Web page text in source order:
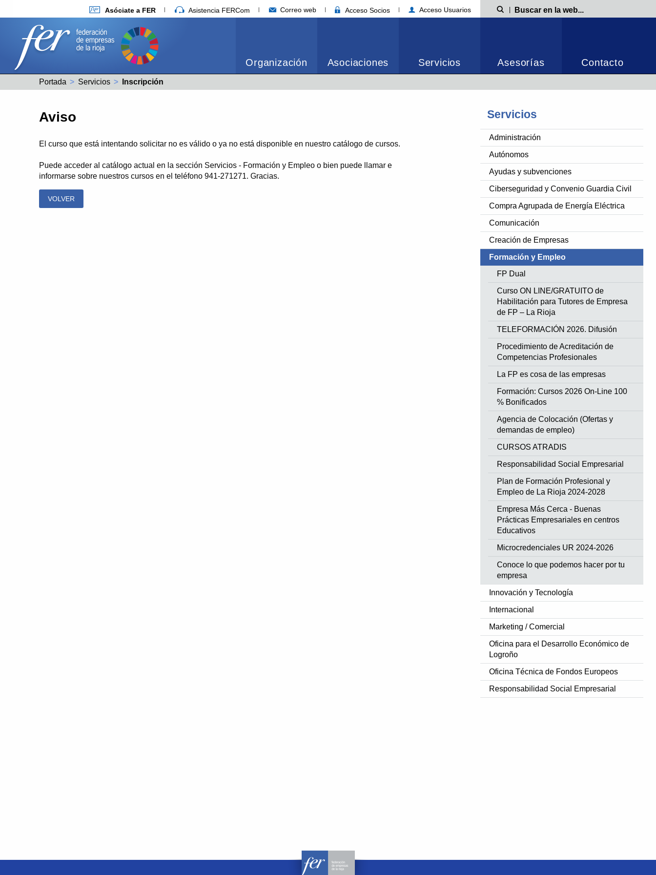
Asóciate a FER Asistencia FERCom Correo web Acceso Socios Acceso Usuarios Búsqueda
Organización Asociaciones Servicios Asesorías Contacto
Portada Servicios Actual:
Inscripción
Servicios
Administración
Autónomos
Ayudas y subvenciones
Ciberseguridad y Convenio Guardia Civil
Compra Agrupada de Energía Eléctrica
Comunicación
Creación de Empresas
Formación y Empleo
FP Dual
Curso ON LINE/GRATUITO de
Habilitación para Tutores de Empresa
de FP – La Rioja
TELEFORMACIÓN 2026. Difusión
Procedimiento de Acreditación de
Competencias Profesionales
La FP es cosa de las empresas
Formación: Cursos 2026 On-Line 100
% Bonificados
Agencia de Colocación (Ofertas y
demandas de empleo)
CURSOS ATRADIS
Responsabilidad Social Empresarial
Plan de Formación Profesional y
Empleo de La Rioja 2024-2028
Empresa Más Cerca - Buenas
Prácticas Empresariales en centros
Educativos
Microcredenciales UR 2024-2026
Conoce lo que podemos hacer por tu
empresa
Innovación y Tecnología
Internacional
Marketing / Comercial
Oficina para el Desarrollo Económico de
Logroño
Oficina Técnica de Fondos Europeos
Responsabilidad Social Empresarial
Aviso
El curso que está intentando solicitar no es válido o ya no está disponible en nuestro catálogo de cursos.
Puede acceder al catálogo actual en la sección Servicios - Formación y Empleo o bien puede llamar e
informarse sobre nuestros cursos en el teléfono 941-271271. Gracias.
VOLVER